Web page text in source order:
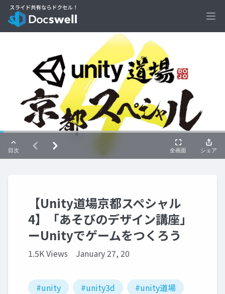
【Unity道場京都スペシャル
4】「あそびのデザイン講座」
ーUnityでゲームをつくろう
1.5K Views January 27, 20
#unity #unity3d
#unity道場